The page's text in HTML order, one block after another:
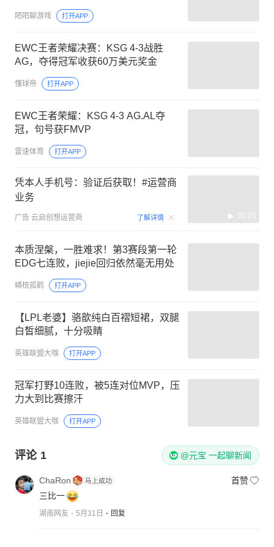
陌陌聊游戏 打开APP
EWC王者荣耀决赛：KSG 4-3战胜
AG，夺得冠军收获60万美元奖金
懂球帝 打开APP
EWC王者荣耀：KSG 4-3 AG.AL夺
冠，句号获FMVP
雷速体育 打开APP
凭本人手机号：验证后获取！#运营商
业务
广告 云启创想运营商 了解详情 00:15
本质涅槃，一胜难求！第3赛段第一轮
EDG七连败，jiejie回归依然毫无用处
嶙梳孤鹤 打开APP
【LPL老婆】骆歆纯白百褶短裙，双腿
白皙细腻，十分吸睛
英雄联盟大咖 打开APP
冠军打野10连败，被5连对位MVP，压
力大到比赛擦汗
英雄联盟大咖 打开APP
评论 1 @元宝 一起聊新闻
ChaRon
首赞
三比一
湖南网友 5月31日 回复